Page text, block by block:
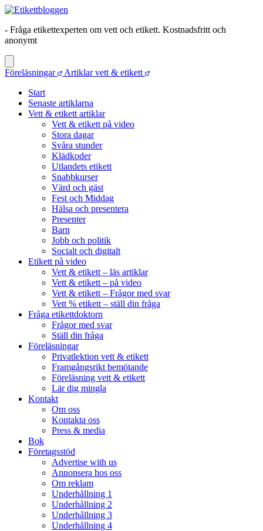
- Fråga etikettexperten om vett och etikett. Kostnadsfritt och
anonymt
Föreläsningar
Artiklar vett & etikett
Start
Senaste artiklarna
Vett & etikett artiklar
Vett & etikett på video
Stora dagar
Svåra stunder
Klädkoder
Utlandets etikett
Snabbkurser
Värd och gäst
Fest och Middag
Hälsa och presentera
Presenter
Barn
Jobb och politik
Socialt och digitalt
Etikett på video
Vett & etikett – läs artiklar
Vett & etikett – på video
Vett & etikett – Frågor med svar
Vett % etikett – ställ din fråga
Fråga etikettdoktorn
Frågor med svar
Ställ din fråga
Föreläsningar
Privatlektion vett & etikett
Framgångsrikt bemötande
Föreläsning vett & etikett
Lär dig mingla
Kontakt
Om oss
Kontakta oss
Press & media
Bok
Företagsstöd
Advertise with us
Annonsera hos oss
Om reklam
Underhållning 1
Underhållning 2
Underhållning 3
Underhållning 4